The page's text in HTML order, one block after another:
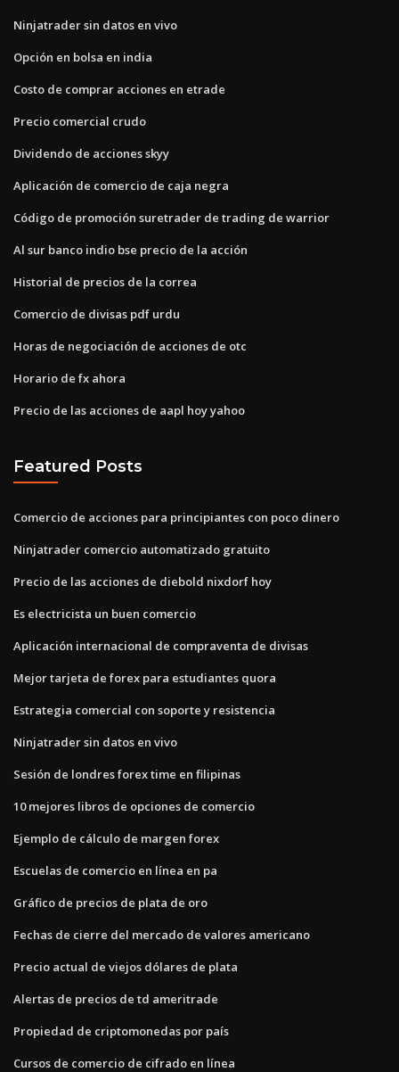
Ninjatrader sin datos en vivo
Opción en bolsa en india
Costo de comprar acciones en etrade
Precio comercial crudo
Dividendo de acciones skyy
Aplicación de comercio de caja negra
Código de promoción suretrader de trading de warrior
Al sur banco indio bse precio de la acción
Historial de precios de la correa
Comercio de divisas pdf urdu
Horas de negociación de acciones de otc
Horario de fx ahora
Precio de las acciones de aapl hoy yahoo
Featured Posts
Comercio de acciones para principiantes con poco dinero
Ninjatrader comercio automatizado gratuito
Precio de las acciones de diebold nixdorf hoy
Es electricista un buen comercio
Aplicación internacional de compraventa de divisas
Mejor tarjeta de forex para estudiantes quora
Estrategia comercial con soporte y resistencia
Ninjatrader sin datos en vivo
Sesión de londres forex time en filipinas
10 mejores libros de opciones de comercio
Ejemplo de cálculo de margen forex
Escuelas de comercio en línea en pa
Gráfico de precios de plata de oro
Fechas de cierre del mercado de valores americano
Precio actual de viejos dólares de plata
Alertas de precios de td ameritrade
Propiedad de criptomonedas por país
Cursos de comercio de cifrado en línea